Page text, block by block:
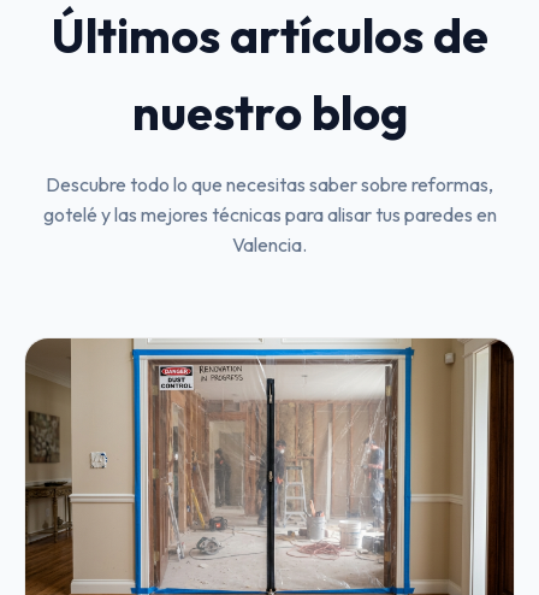
Últimos artículos de
nuestro blog
Descubre todo lo que necesitas saber sobre reformas,
gotelé y las mejores técnicas para alisar tus paredes en
Valencia.